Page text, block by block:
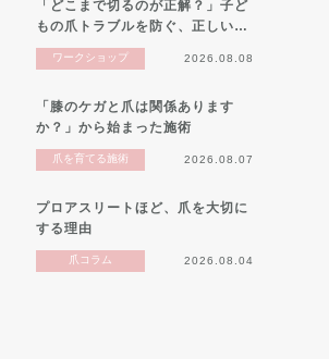
「どこまで切るのが正解？」子ど
もの爪トラブルを防ぐ、正しい…
ワークショップ 2026.08.08
「膝のケガと爪は関係あります
か？」から始まった施術
爪を育てる施術 2026.08.07
プロアスリートほど、爪を大切に
する理由
爪コラム 2026.08.04